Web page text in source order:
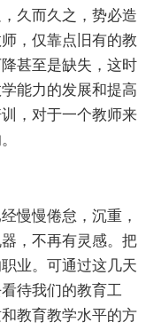
久而久之，势必造
，仅靠点旧有的教
甚至是缺失，这时
能力的发展和提高
，对于一个教师来
慢慢倦怠，沉重，
，不再有灵感。把
业。可通过这几天
待我们的教育工
教育教学水平的方